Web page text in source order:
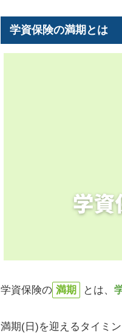
学資保険の満期とは
学資保険の 満期 とは、
満期(日)を迎えるタイミ